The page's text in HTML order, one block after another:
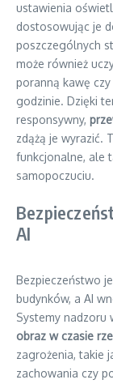
ustawienia
dostosowując je
poszczególnych
może również
poranną kawę
godzinie. Dzięki
responsywny,
zdążą je wyrazić.
funkcjonalne, ale
samopoczuciu.
AI
Bezpieczeństwo
budynków, a AI
Systemy nadzoru
obraz w czasie
zagrożenia, takie
zachowania czy